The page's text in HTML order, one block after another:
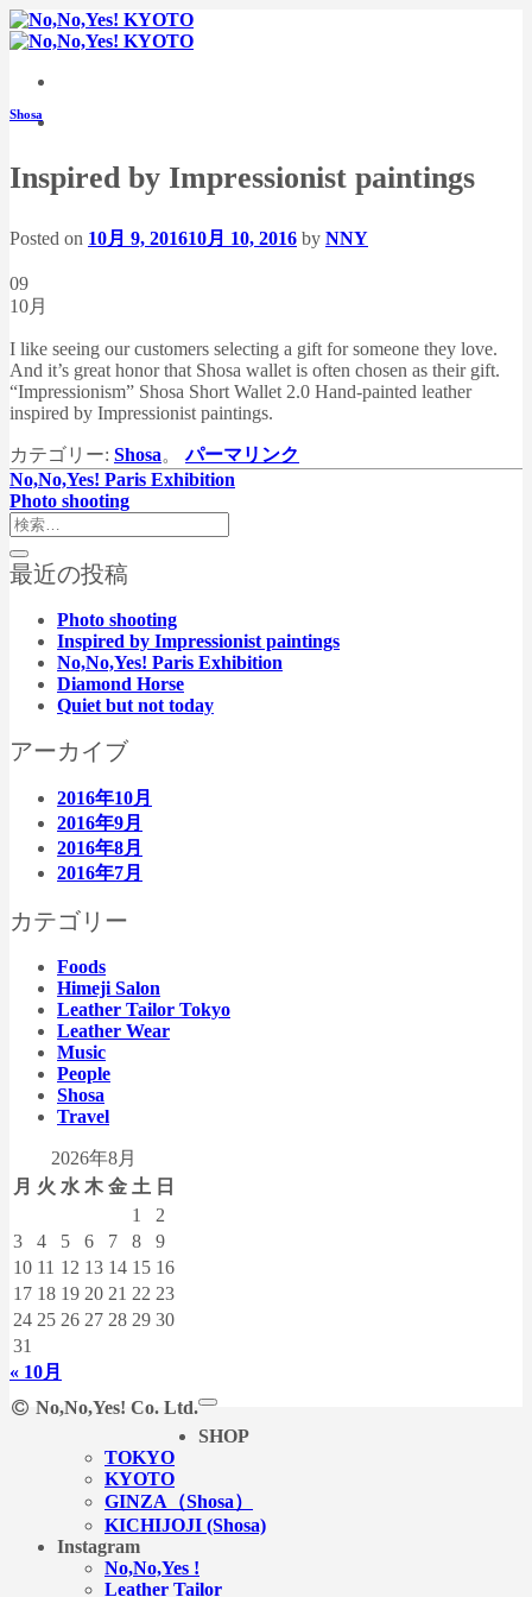
Skip
to
Shosa
Inspired by Impressionist paintings
Posted on 10月 9, 201610月 10, 2016 by NNY
09
10月
I like seeing our customers selecting a gift for someone they love.
And it’s great honor that Shosa wallet is often chosen as their gift.
“Impressionism” Shosa Short Wallet 2.0 Hand-painted leather
inspired by Impressionist paintings.
カテゴリー: Shosa。パーマリンク
No,No,Yes! Paris Exhibition
Photo shooting
最近の投稿
Photo shooting
Inspired by Impressionist paintings
No,No,Yes! Paris Exhibition
Diamond Horse
Quiet but not today
アーカイブ
2016年10月
2016年9月
2016年8月
2016年7月
カテゴリー
Foods
Himeji Salon
Leather Tailor Tokyo
Leather Wear
Music
People
Shosa
Travel
2026年8月
月 火 水 木 金 土 日
1
2
3
4 5 6 7 8
9
10 11 12 13 14 15 16
17 18 19 20 21 22 23
24 25 26 27 28 29 30
31
« 10月
No,No,Yes! Co. Ltd.
SHOP
TOKYO
KYOTO
GINZA（Shosa）
KICHIJOJI (Shosa)
Instagram
No,No,Yes !
Leather Tailor